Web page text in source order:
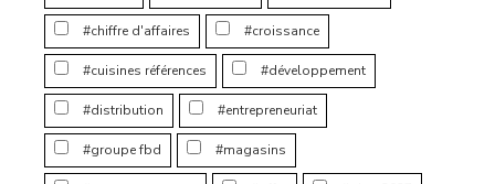
#chiffre d'affaires #croissance
#cuisines références #développement
#distribution #entrepreneuriat
#groupe fbd #magasins